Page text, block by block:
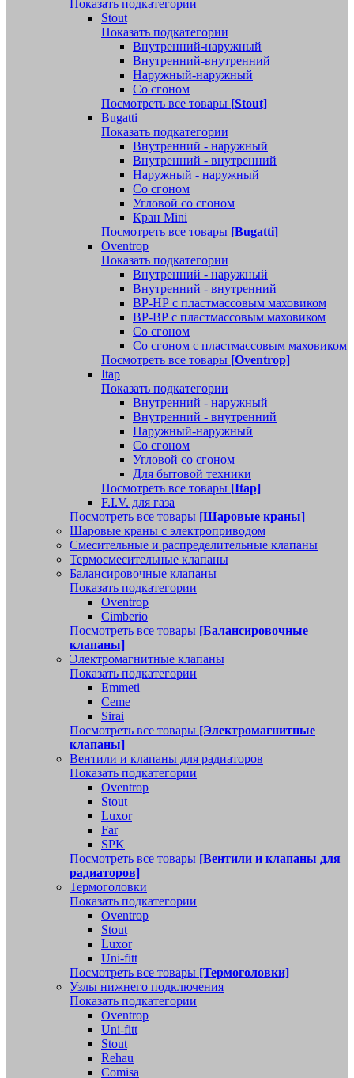
Показать подкатегории
Stout
Показать подкатегории
Внутренний-наружный
Внутренний-внутренний
Наружный-наружный
Со сгоном
Посмотреть все товары [Stout]
Bugatti
Показать подкатегории
Внутренний - наружный
Внутренний - внутренний
Наружный - наружный
Со сгоном
Угловой со сгоном
Кран Mini
Посмотреть все товары [Bugatti]
Oventrop
Показать подкатегории
Внутренний - наружный
Внутренний - внутренний
ВР-НР с пластмассовым маховиком
ВР-ВР с пластмассовым маховиком
Со сгоном
Со сгоном с пластмассовым маховиком
Посмотреть все товары [Oventrop]
Itap
Показать подкатегории
Внутренний - наружный
Внутренний - внутренний
Наружный-наружный
Со сгоном
Угловой со сгоном
Для бытовой техники
Посмотреть все товары [Itap]
F.I.V. для газа
Посмотреть все товары [Шаровые краны]
Шаровые краны с электроприводом
Смесительные и распределительные клапаны
Термосмесительные клапаны
Балансировочные клапаны
Показать подкатегории
Oventrop
Cimberio
Посмотреть все товары [Балансировочные
клапаны]
Электромагнитные клапаны
Показать подкатегории
Emmeti
Ceme
Sirai
Посмотреть все товары [Электромагнитные
клапаны]
Вентили и клапаны для радиаторов
Показать подкатегории
Oventrop
Stout
Luxor
Far
SPK
Посмотреть все товары [Вентили и клапаны для
радиаторов]
Термоголовки
Показать подкатегории
Oventrop
Stout
Luxor
Uni-fitt
Посмотреть все товары [Термоголовки]
Узлы нижнего подключения
Показать подкатегории
Oventrop
Uni-fitt
Stout
Rehau
Comisa